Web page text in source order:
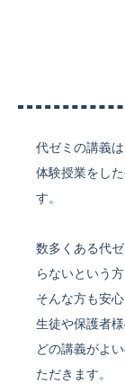
代ゼミの講義
体験授業をし
す。
数多くある代
らないという
そんな方も安
生徒や保護者様
どの講義がよ
ただきます。